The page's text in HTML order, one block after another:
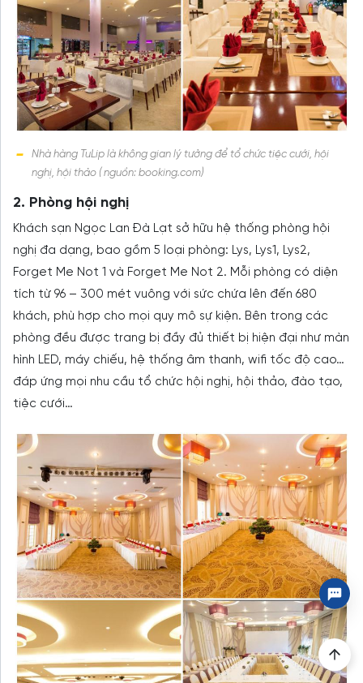
Nhà hàng TuLip là không gian lý tưởng để tổ chức tiệc cưới, hội
nghị, hội thảo ( nguồn: booking.com)
2. Phòng hội nghị
Khách sạn Ngọc Lan Đà Lạt sở hữu hệ thống phòng hội
nghị đa dạng, bao gồm 5 loại phòng: Lys, Lys1, Lys2,
Forget Me Not 1 và Forget Me Not 2. Mỗi phòng có diện
tích từ 96 – 300 mét vuông với sức chứa lên đến 680
khách, phù hợp cho mọi quy mô sự kiện. Bên trong các
phòng đều được trang bị đầy đủ thiết bị hiện đại như màn
hình LED, máy chiếu, hệ thống âm thanh, wifi tốc độ cao…
đáp ứng mọi nhu cầu tổ chức hội nghị, hội thảo, đào tạo,
tiệc cưới…